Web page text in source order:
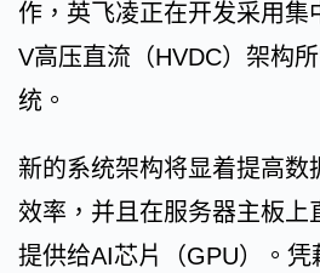
作，英飞凌正在开发采用集
V高压直流（HVDC）架构
统。
新的系统架构将显着提高数
效率，并且在服务器主板上
提供给AI芯片（GPU）。